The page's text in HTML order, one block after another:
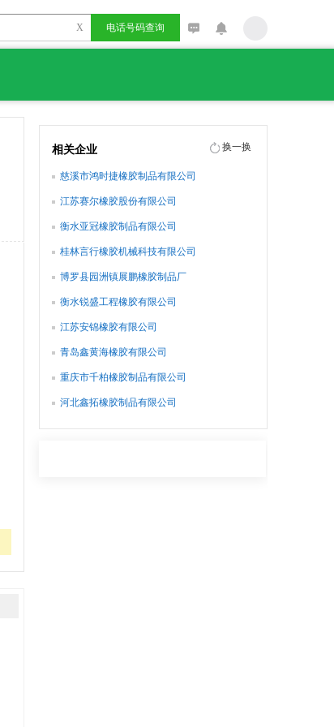
X 电话号码查询
相关企业 换一换
慈溪市鸿时捷橡胶制品有限公司
江苏赛尔橡胶股份有限公司
衡水亚冠橡胶制品有限公司
桂林言行橡胶机械科技有限公司
博罗县园洲镇展鹏橡胶制品厂
衡水锐盛工程橡胶有限公司
江苏安锦橡胶有限公司
青岛鑫黄海橡胶有限公司
重庆市千柏橡胶制品有限公司
河北鑫拓橡胶制品有限公司